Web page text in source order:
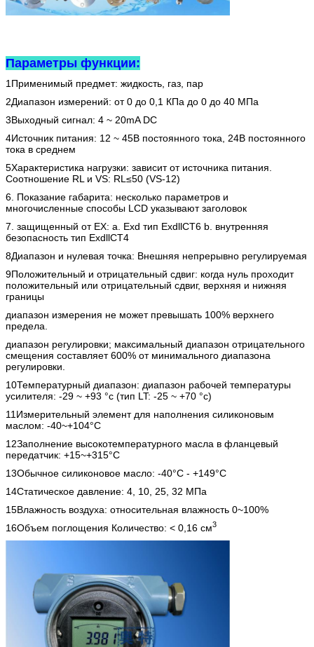
Параметры функции:
1Применимый предмет: жидкость, газ, пар
2Диапазон измерений: от 0 до 0,1 КПа до 0 до 40 МПа
3Выходный сигнал: 4 ~ 20mA DC
4Источник питания: 12 ~ 45В постоянного тока, 24В постоянного
тока в среднем
5Характеристика нагрузки: зависит от источника питания.
Соотношение RL и VS: RL≤50 (VS-12)
6. Показание габарита: несколько параметров и
многочисленные способы LCD указывают заголовок
7. защищенный от EX: a. Exd тип ExdllCT6 b. внутренняя
безопасность тип ExdllCT4
8Диапазон и нулевая точка: Внешняя непрерывно регулируемая
9Положительный и отрицательный сдвиг: когда нуль проходит
положительный или отрицательный сдвиг, верхняя и нижняя
границы
диапазон измерения не может превышать 100% верхнего
предела.
диапазон регулировки; максимальный диапазон отрицательного
смещения составляет 600% от минимального диапазона
регулировки.
10Температурный диапазон: диапазон рабочей температуры
усилителя: -29 ~ +93 °c (тип LT: -25 ~ +70 °c)
11Измерительный элемент для наполнения силиконовым
маслом: -40~+104°C
12Заполнение высокотемпературного масла в фланцевый
передатчик: +15~+315°C
13Обычное силиконовое масло: -40°C - +149°C
14Статическое давление: 4, 10, 25, 32 МПа
15Влажность воздуха: относительная влажность 0~100%
16Объем поглощения Количество: < 0,16 см3